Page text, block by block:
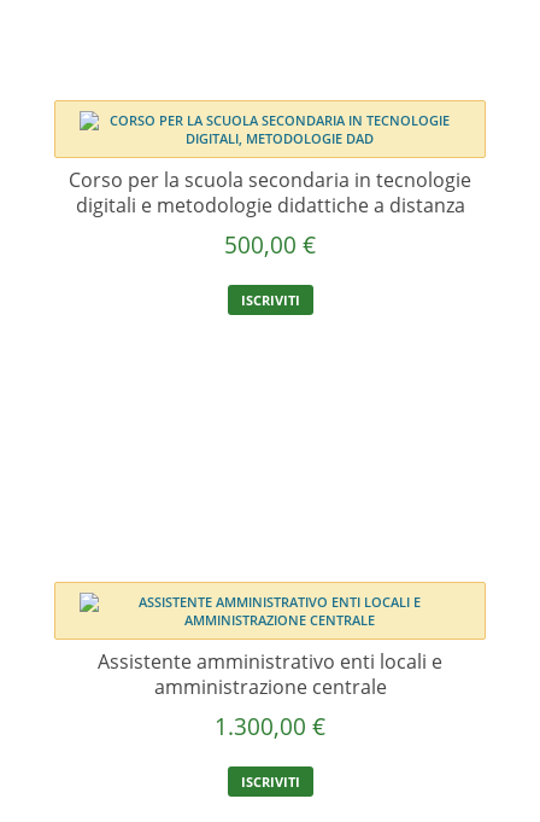
Corso per la scuola secondaria in tecnologie
digitali e metodologie didattiche a distanza
500,00 €
ISCRIVITI
Assistente amministrativo enti locali e
amministrazione centrale
1.300,00 €
ISCRIVITI